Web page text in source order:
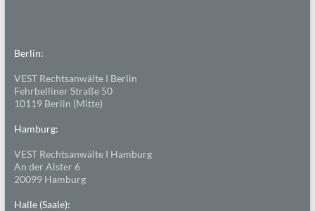
Berlin:
VEST Rechtsanwälte I Berlin
Fehrbelliner Straße 50
10119 Berlin (Mitte)
Hamburg:
VEST Rechtsanwälte I Hamburg
An der Alster 6
20099 Hamburg
Halle (Saale):